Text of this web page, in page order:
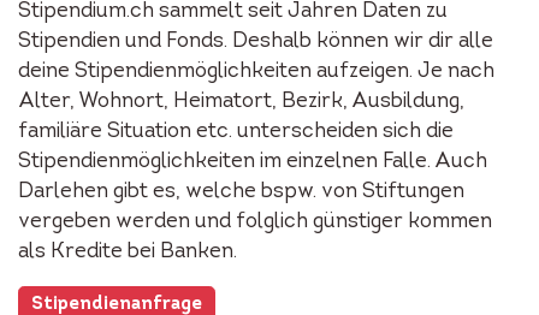
Stipendium.ch sammelt seit Jahren Daten zu
Stipendien und Fonds. Deshalb können wir dir alle
deine Stipendienmöglichkeiten aufzeigen. Je nach
Alter, Wohnort, Heimatort, Bezirk, Ausbildung,
familiäre Situation etc. unterscheiden sich die
Stipendienmöglichkeiten im einzelnen Falle. Auch
Darlehen gibt es, welche bspw. von Stiftungen
vergeben werden und folglich günstiger kommen
als Kredite bei Banken.
Stipendienanfrage